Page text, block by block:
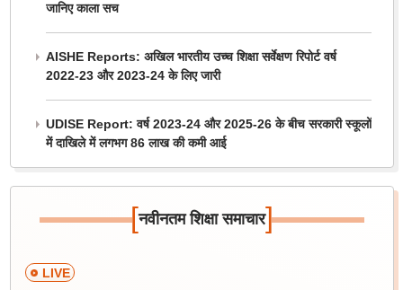
जानिए काला सच
AISHE Reports: अखिल भारतीय उच्च शिक्षा सर्वेक्षण रिपोर्ट वर्ष
2022-23 और 2023-24 के लिए जारी
UDISE Report: वर्ष 2023-24 और 2025-26 के बीच सरकारी स्कूलों
में दाखिले में लगभग 86 लाख की कमी आई
[नवीनतम शिक्षा समाचार]
LIVE